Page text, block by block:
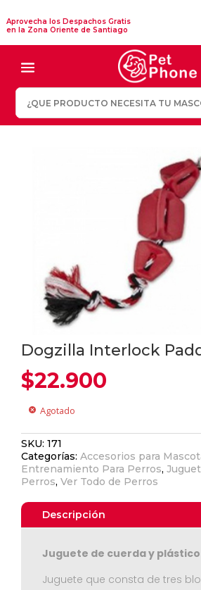
Aprovecha los Despachos Gratis
en la Zona Oriente de Santiago
Dogzilla Interlock
$22.900
cancel Agotado
SKU:171
Categorías:Accesorios para
Entrenamiento Para Perros,
Perros,Ver Todo de Perros
Descripción
Juguete de cuerda y
Juguete que consta de tres